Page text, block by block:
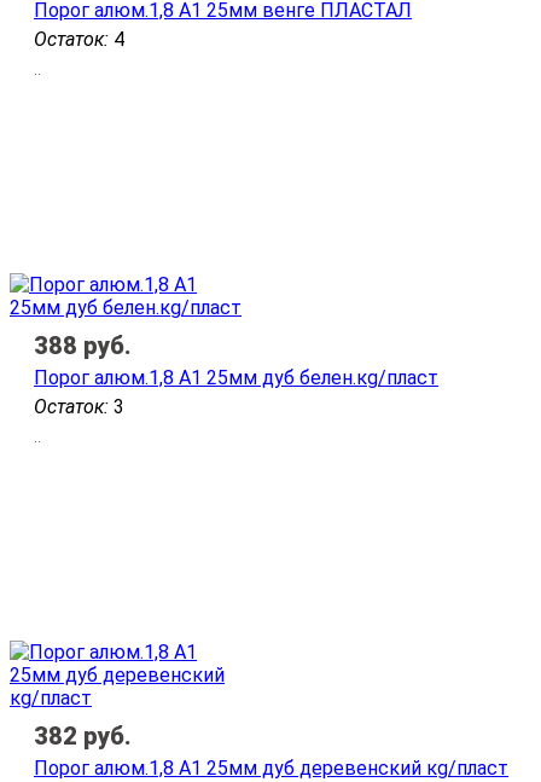
Остаток: 4
Порог алюм.1,8 А1 25мм венге ПЛАСТАЛ
..
Остаток: 3
Порог алюм.1,8 А1 25мм дуб белен.кg/пласт
..
388 руб.
Порог алюм.1,8 А1 25мм дуб деревенский кg/пласт
382 руб.